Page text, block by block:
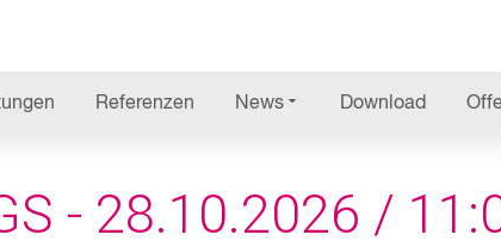
Referenzen News Download
- 28.10.2026 /